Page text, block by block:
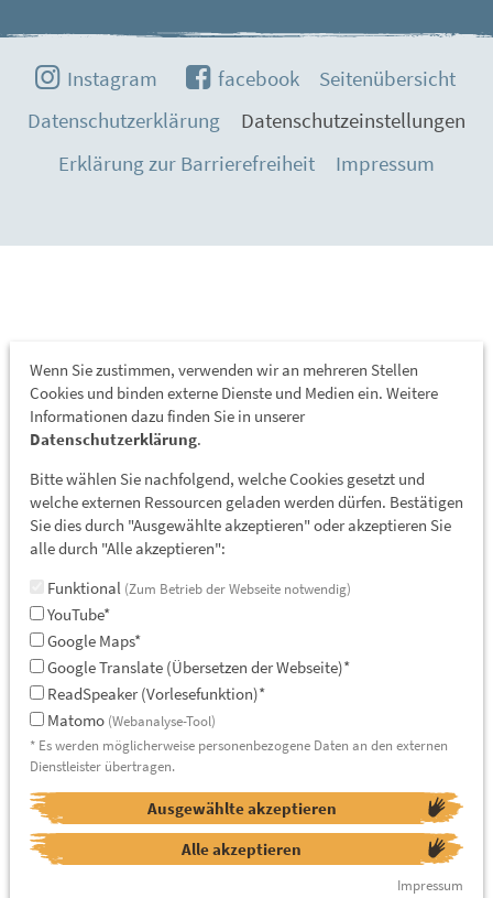
Instagram facebook
Seitenübersicht
Datenschutzerklärung
Datenschutzeinstellungen
Erklärung zur Barrierefreiheit
Impressum
Wenn Sie zustimmen, verwenden wir an mehreren Stellen
Cookies und binden externe Dienste und Medien ein. Weitere
Informationen dazu finden Sie in unserer
Datenschutzerklärung.
Bitte wählen Sie nachfolgend, welche Cookies gesetzt und
welche externen Ressourcen geladen werden dürfen. Bestätigen
Sie dies durch "Ausgewählte akzeptieren" oder akzeptieren Sie
alle durch "Alle akzeptieren":
Funktional (Zum Betrieb der Webseite notwendig)
YouTube*
Google Maps*
Google Translate (Übersetzen der Webseite)*
ReadSpeaker (Vorlesefunktion)*
Matomo (Webanalyse-Tool)
* Es werden möglicherweise personenbezogene Daten an den externen
Dienstleister übertragen.
Ausgewählte akzeptieren
Alle akzeptieren
Impressum